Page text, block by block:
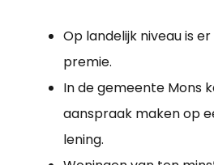
Op landelijk niveau is
premie.
In de gemeente Mons
aanspraak maken op
lening.